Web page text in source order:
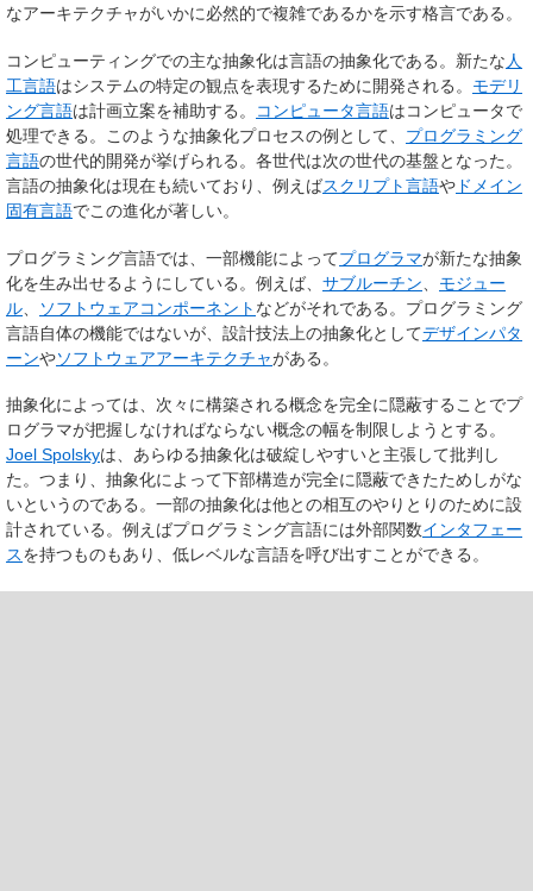
なアーキテクチャがいかに必然的で複雑であるかを示す格言である。
コンピューティングでの主な抽象化は言語の抽象化である。新たな 人
工言語はシステムの特定の観点を表現するために開発される。 モデリ
ング言語は計画立案を補助する。 コンピュータ言語はコンピュータで
処理できる。このような抽象化プロセスの例として、 プログラミング
言語の世代的開発が挙げられる。各世代は次の世代の基盤となった。
言語の抽象化は現在も続いており、例えばスクリプト言語や ドメイン
固有言語でこの進化が著しい。
プログラミング言語では、一部機能によってプログラマが新たな抽象
化を生み出せるようにしている。例えば、 サブルーチン
モジュー
ル
ソフトウェアコンポーネント などがそれである。プログラミング
言語自体の機能ではないが、設計技法上の抽象化としてデザインパタ
ーンやソフトウェアアーキテクチャがある。
抽象化によっては、次々に構築される概念を完全に隠蔽することでプ
ログラマが把握しなければならない概念の幅を制限しようとする。
Joel Spolskyは、あらゆる抽象化は破綻しやすいと主張して批判し
た。つまり、抽象化によって下部構造が完全に隠蔽できたためしがな
いというのである。一部の抽象化は他との相互のやりとりのために設
計されている。例えばプログラミング言語には外部関数インタフェー
スを持つものもあり、低レベルな言語を呼び出すことができる。